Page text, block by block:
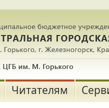
Читателям